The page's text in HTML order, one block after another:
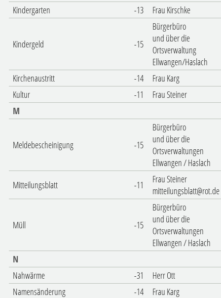
Kindergarten
-13 Frau Kirschke
Kindergeld -15
Bürgerbüro
und über die
Ortsverwaltung
Ellwangen/Haslach
Kirchenaustritt
-14
Frau Karg
Kultur
-11
Frau Steiner
M
Meldebescheinigung -15
Bürgerbüro
und über die
Ortsverwaltungen
Ellwangen / Haslach
Mitteilungsblatt
-11
Frau Steiner
mitteilungsblatt@rot.de
Müll -15
Bürgerbüro
und über die
Ortsverwaltungen
Ellwangen / Haslach
N
Nahwärme
-31
Herr Ott
Namensänderung
-14
Frau Karg